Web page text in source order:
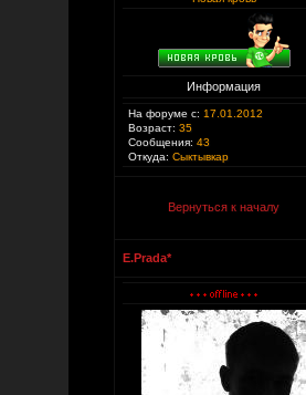
Информация
На форуме с: 17.01.2012
Возраст: 35
Сообщения: 43
Откуда: Сыктывкар
Вернуться к началу
E.Prada*